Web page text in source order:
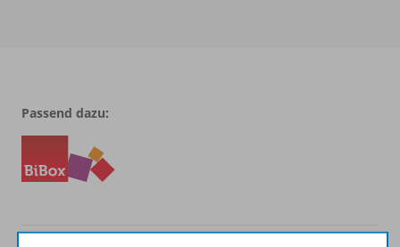
Passend dazu: